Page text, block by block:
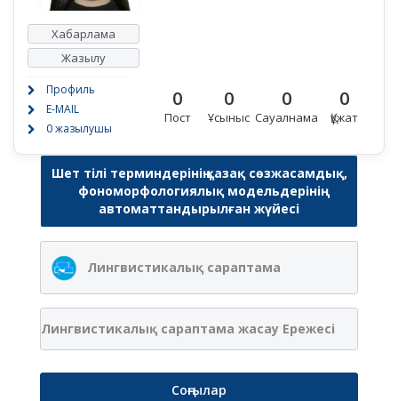
Хабарлама
Жазылу
Профиль
E-MAIL
0 жазылушы
0
Пост
0
Ұсыныс
0
Сауалнама
0
Құжат
Шет тілі терминдерінің қазақ сөзжасамдық,
фономорфологиялық модельдерінің
автоматтандырылған жүйесі
Лингвистикалық сараптама
Лингвистикалық сараптама жасау Ережесі
Соңғылар